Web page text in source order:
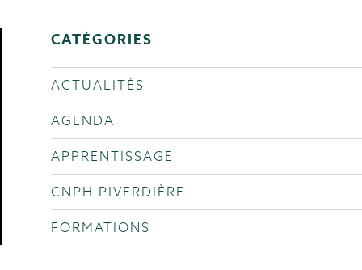
CATÉGORIES
ACTUALITÉS
AGENDA
APPRENTISSAGE
CNPH PIVERDIÈRE
FORMATIONS